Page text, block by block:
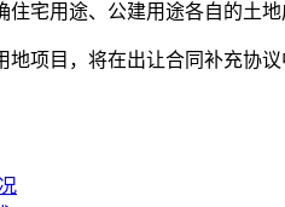
用途、公建用途各自的土地
目，将在出让合同补充协议